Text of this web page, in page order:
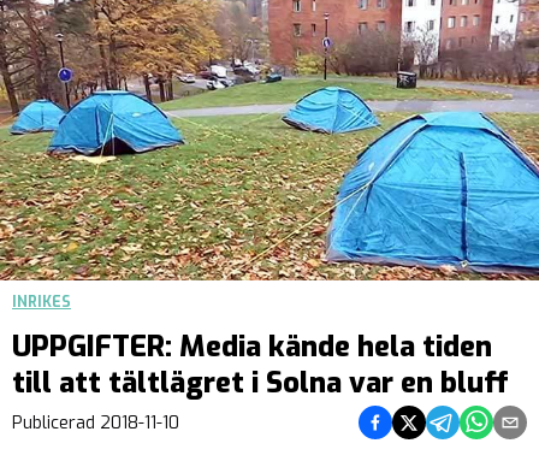
INRIKES
UPPGIFTER: Media kände hela tiden
till att tältlägret i Solna var en bluff
Publicerad 2018-11-10 Dela på Facebook
Dela på Twitter
Dela påDela på
Dela